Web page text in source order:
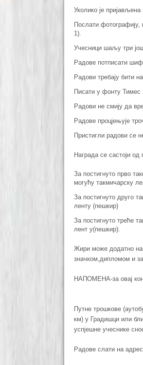
Уколико је
Послати фотографију,
1).
Учесници шаљу три
Радове потписати
Радови требају бити
Писати у фонту
Радови не смију да
Радове процјењује
Пристигли радови се
Награда се састоји
За постигнуто прво
могућу такмичарску
За постигнуто друго
ленту (пешкир)
За постигнуто треће
лент у(пешкир).
Жири може додатно
значком,дипломом и
НАПОМЕНА-за овај
Путне трошкове
км) у Градишци или
успјешне учеснике
Радове слати на